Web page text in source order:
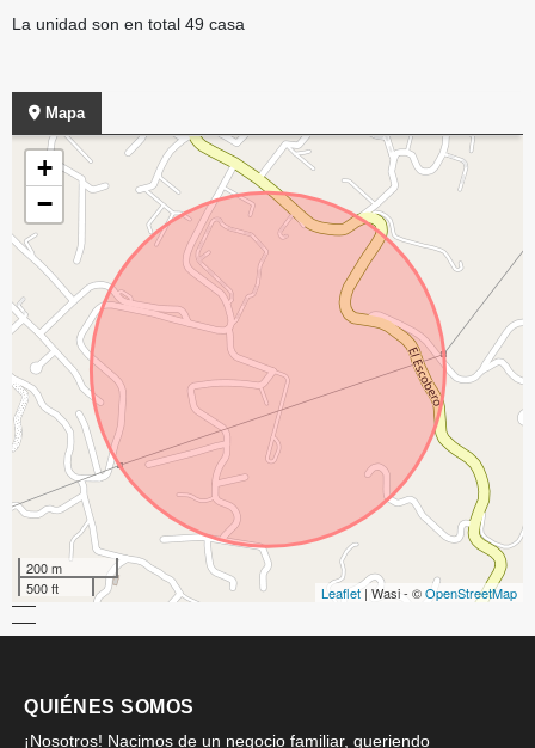
La unidad son en total 49 casa
Mapa
+
−
200 m
500 ft
Leaflet | Wasi - ©OpenStreetMap
QUIÉNES SOMOS
¡Nosotros! Nacimos de un negocio familiar, queriendo